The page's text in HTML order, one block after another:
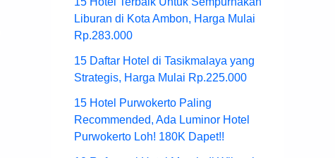
Liburan di Kota Ambon, Harga Mulai
Rp.283.000
15 Daftar Hotel di Tasikmalaya yang
Strategis, Harga Mulai Rp.225.000
15 Hotel Purwokerto Paling
Recommended, Ada Luminor Hotel
Purwokerto Loh! 180K Dapet!!